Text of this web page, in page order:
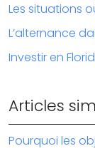
Les situations
L’alternance
Investir en
Articles
Pourquoi les